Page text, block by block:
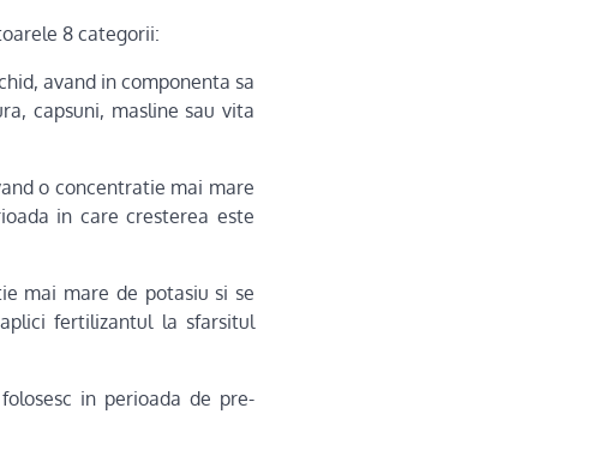
8 categorii:
avand in componenta sa
capsuni, masline sau vita
o concentratie mai mare
in care cresterea este
mai mare de potasiu si se
fertilizantul la sfarsitul
in perioada de pre-